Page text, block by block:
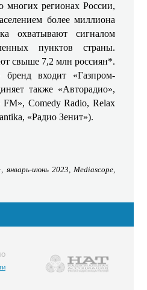
многих регионах России,
более миллиона
охватывают сигналом
пунктов страны.
свыше 7,2 млн россиян*.
входит «Газпром-
также «Авторадио»,
Comedy Radio, Relax
«Радио Зенит»).
январь-июнь2023, Mediascope,